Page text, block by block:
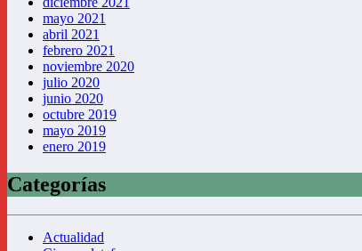
mayo 2021
abril 2021
febrero 2021
noviembre 2020
julio 2020
junio 2020
octubre 2019
mayo 2019
enero 2019
Categorías
Actualidad